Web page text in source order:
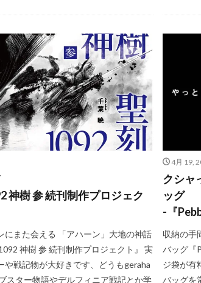
神樹 参 続刊制作プロジェク
にまた会える 「アハーン」大地の神話
神樹 参 続刊制作プロジェクト』 実
や戦記物が大好きです、どうもgeraha
スター物語やデルフィニア戦記とか学
4月 19,
クシャ
ッグ
-『
収納の手
バッグ『
ジ袋が有
バッグを